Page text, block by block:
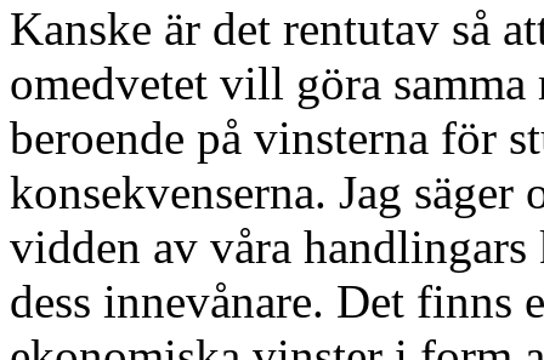
Kanske är det rentutav så
omedvetet vill göra
beroende på vinsterna för
konsekvenserna. Jag
vidden av våra
dess innevånare. Det